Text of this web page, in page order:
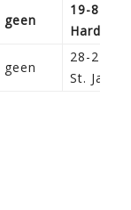
geen
19-8-
geen
28-2-
St. Jacob